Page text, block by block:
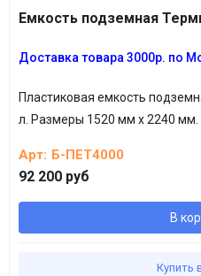
Емкость подземная
Доставка товара 3000р. по
Пластиковая емкость
л. Размеры 1520 мм х 2240 мм.
Арт: Б-ПЕТ4000
92 200 руб
В
Купить